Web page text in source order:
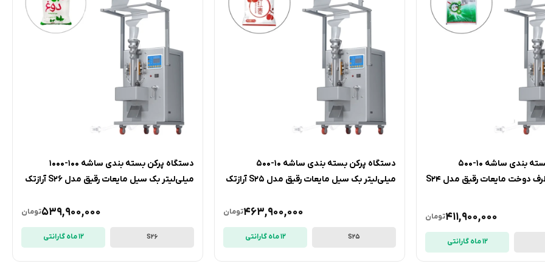
دستگاه پرکن بسته بندی ساشه 10-500
میلی‌لیتر سه طرف دوخت مایعات رقیق مدل S24
تومان411,900,000
12 ماه گارانتی
دستگاه پرکن بسته بندی ساشه 10-500
میلی‌لیتر بک سیل مایعات رقیق مدل S25 آرازتک
تومان463,900,000
S25 12 ماه گارانتی
دستگاه پرکن بسته بندی ساشه 100-1000
میلی‌لیتر بک سیل مایعات رقیق مدل S26 آرازتک
تومان539,900,000
S26 12 ماه گارانتی